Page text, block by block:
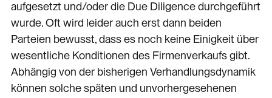
aufgesetzt und/oder die Due Diligence durchgeführt
wurde. Oft wird leider auch erst dann beiden
Parteien bewusst, dass es noch keine Einigkeit über
wesentliche Konditionen des Firmenverkaufs gibt.
Abhängig von der bisherigen Verhandlungsdynamik
können solche späten und unvorhergesehenen